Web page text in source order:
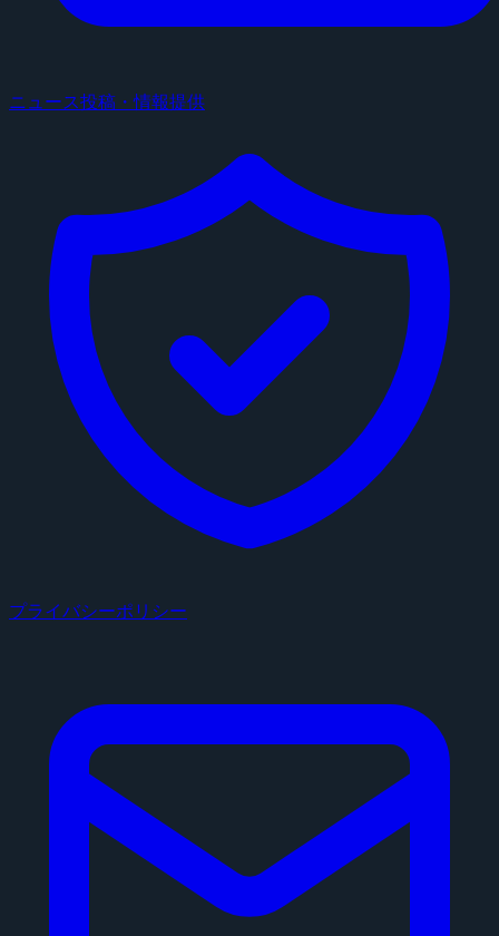
ニュース投稿・情報提供
プライバシーポリシー